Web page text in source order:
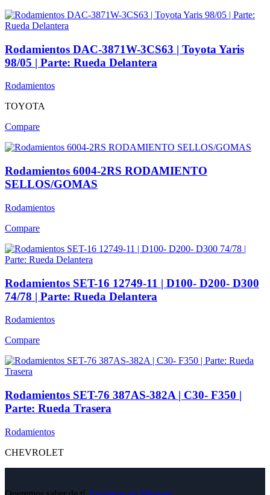
Rodamientos DAC-3871W-3CS63 | Toyota Yaris
98/05 | Parte: Rueda Delantera
Rodamientos
TOYOTA
Compare
Rodamientos 6004-2RS RODAMIENTO
SELLOS/GOMAS
Rodamientos
Compare
Rodamientos SET-16 12749-11 | D100- D200- D300
74/78 | Parte: Rueda Delantera
Rodamientos
Compare
Rodamientos SET-76 387AS-382A | C30- F350 |
Parte: Rueda Trasera
Rodamientos
CHEVROLET